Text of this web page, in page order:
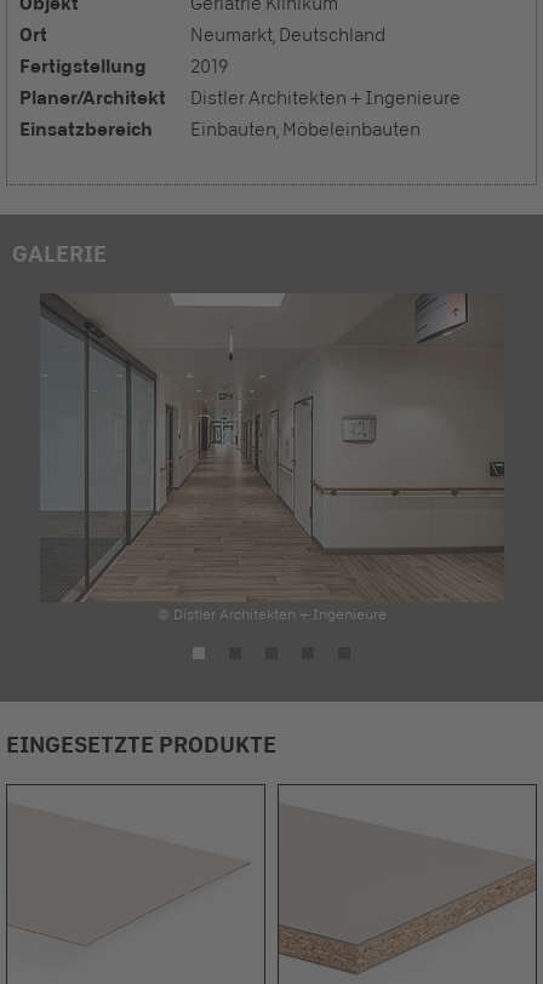
Ort Neumarkt, Deutschland
Fertigstellung 2019
Planer/Architekt Distler Architekten + Ingenieure
Einsatzbereich Einbauten, Möbeleinbauten
GALERIE
© Distler Architekten + Ingenieure
EINGESETZTE PRODUKTE